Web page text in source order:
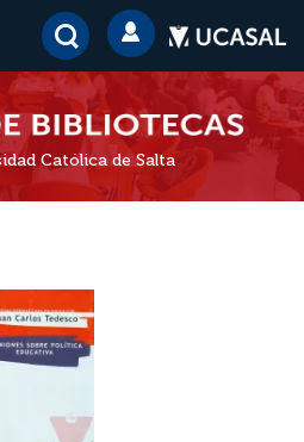
Católica de Salta